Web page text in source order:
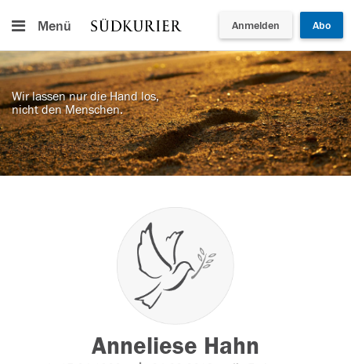
Menü Anmelden Abo
Wir lassen nur die Hand los,
nicht den Menschen.
Anneliese Hahn